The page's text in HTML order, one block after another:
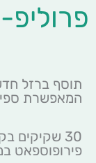
פרוליפ- Ferrolip
תוסף ברזל
המאפשרת
פירופוספאט